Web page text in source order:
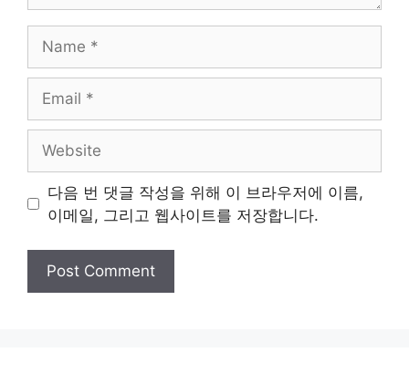
다음 번 댓글 작성을 위해 이 브라우저에 이름,
이메일, 그리고 웹사이트를 저장합니다.